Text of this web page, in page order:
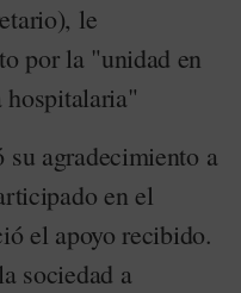
le
por la "unidad en
su agradecimiento a
en el
el apoyo recibido.
sociedad a